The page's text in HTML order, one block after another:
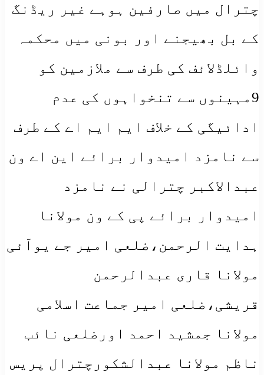
چترال میں صارفین ہوہے غیر ریڈنگ
کے بل بھیجنے اور بونی میں محکمہ
وائلڈلائف کی طرف سے ملازمین کو
9مہینوں سے تنخواہوں کی عدم
ادائیگی کے خلاف ایم ایم اے کے طرف
سے نامزد امیدوار برائے این اے ون
عبدالاکبر چترالی نے نامزد
امیدوار برائے پی کے ون مولانا
ہدایت الرحمن،ضلعی امیر جے یوآئی
مولانا قاری عبدالرحمن
قریشی،ضلعی امیر جماعت اسلامی
مولانا جمشید احمد اورضلعی نائب
ناظم مولانا عبدالشکورچترال پریس